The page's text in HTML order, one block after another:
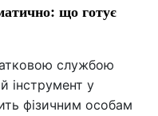
що готує
службою
інструмент у
фізичним особам